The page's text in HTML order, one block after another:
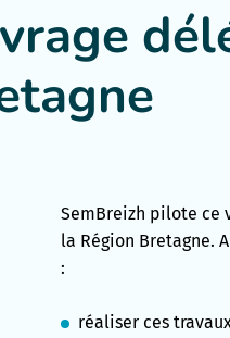
SemBreizh pilote ce
la Région Bretagne.
:
réaliser ces